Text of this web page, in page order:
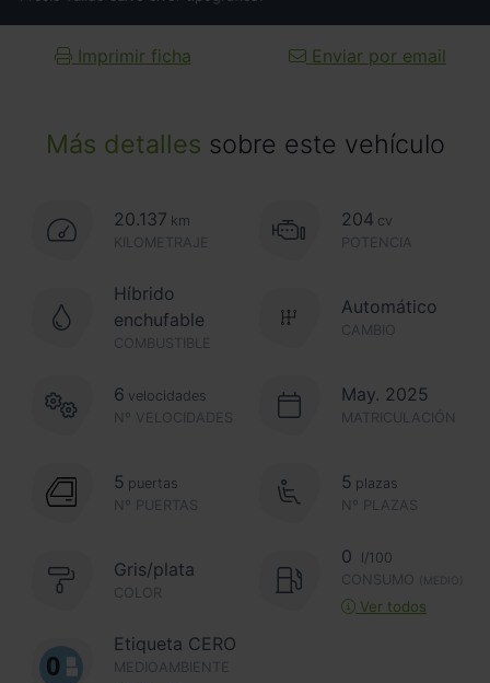
Más detalles sobre este vehículo
20.137 km
KILOMETRAJE
204 cv
POTENCIA
Híbrido
enchufable
COMBUSTIBLE
CAMBIO
Automático
Nº VELOCIDADES
6 velocidades May. 2025
MATRICULACIÓN
Nº PUERTAS
5 puertas
Nº PLAZAS
5 plazas
Gris/plata
COLOR
0
l/100
CONSUMO
(MEDIO)
Ver todos
Etiqueta CERO
MEDIOAMBIENTE
Imprimir ficha Enviar por email